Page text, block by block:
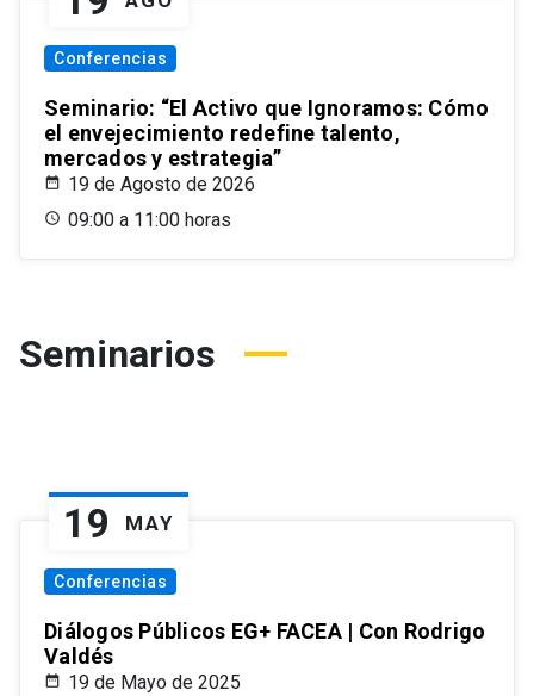
Conferencias
Seminario: “El Activo que Ignoramos: Cómo
el envejecimiento redefine talento,
mercados y estrategia”
19 de Agosto de 2026
09:00 a 11:00 horas
Seminarios
19 MAY
Conferencias
Diálogos Públicos EG+ FACEA | Con Rodrigo
Valdés
19 de Mayo de 2025